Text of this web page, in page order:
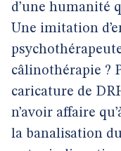
d’une humanité
Une imitation
câlinothérapie ?
caricature de
n’avoir affaire
la banalisation